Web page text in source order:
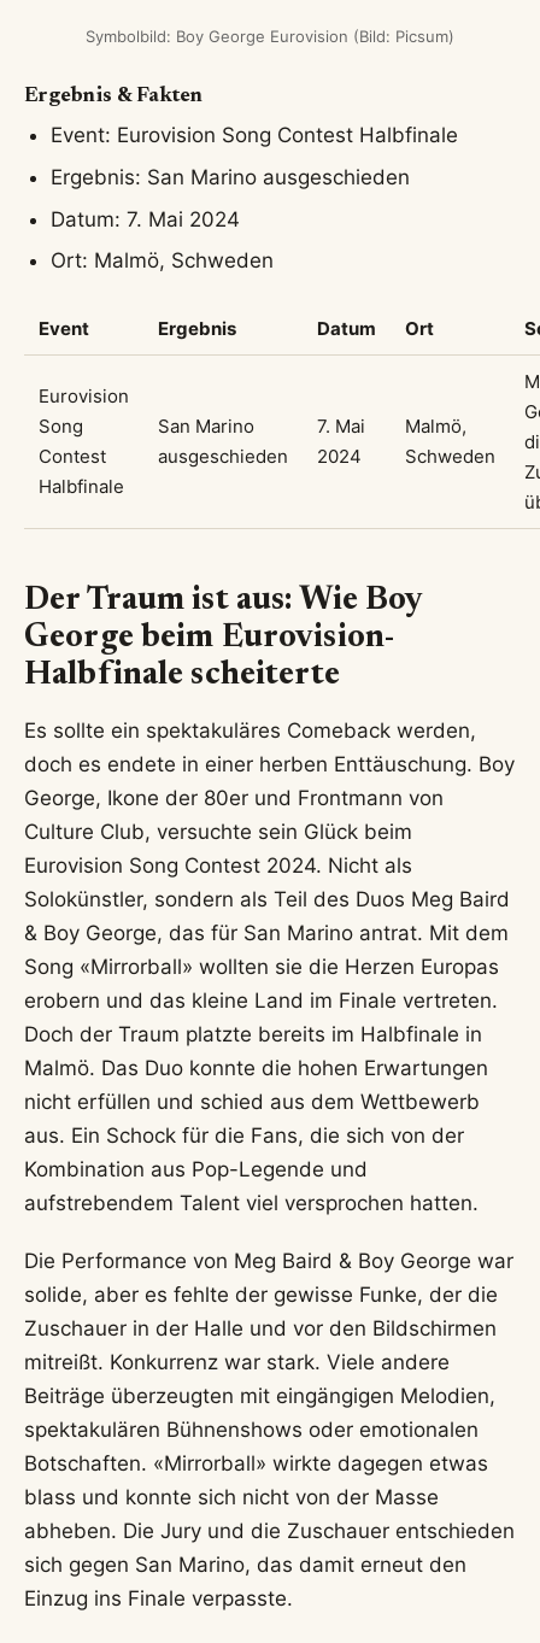
Symbolbild: Boy George Eurovision (Bild: Picsum)
Ergebnis & Fakten
Event: Eurovision Song Contest Halbfinale
Ergebnis: San Marino ausgeschieden
Datum: 7. Mai 2024
Ort: Malmö, Schweden
Event Ergebnis Datum Ort
Eurovision
Song
Contest
Halbfinale
San Marino
ausgeschieden
7. Mai
2024
Malmö,
Schweden
Der Traum ist aus: Wie Boy
George beim Eurovision-
Halbfinale scheiterte
Es sollte ein spektakuläres Comeback werden,
doch es endete in einer herben Enttäuschung. Boy
George, Ikone der 80er und Frontmann von
Culture Club, versuchte sein Glück beim
Eurovision Song Contest 2024. Nicht als
Solokünstler, sondern als Teil des Duos Meg Baird
& Boy George, das für San Marino antrat. Mit dem
Song «Mirrorball» wollten sie die Herzen Europas
erobern und das kleine Land im Finale vertreten.
Doch der Traum platzte bereits im Halbfinale in
Malmö. Das Duo konnte die hohen Erwartungen
nicht erfüllen und schied aus dem Wettbewerb
aus. Ein Schock für die Fans, die sich von der
Kombination aus Pop-Legende und
aufstrebendem Talent viel versprochen hatten.
Die Performance von Meg Baird & Boy George war
solide, aber es fehlte der gewisse Funke, der die
Zuschauer in der Halle und vor den Bildschirmen
mitreißt. Konkurrenz war stark. Viele andere
Beiträge überzeugten mit eingängigen Melodien,
spektakulären Bühnenshows oder emotionalen
Botschaften. «Mirrorball» wirkte dagegen etwas
blass und konnte sich nicht von der Masse
abheben. Die Jury und die Zuschauer entschieden
sich gegen San Marino, das damit erneut den
Einzug ins Finale verpasste.